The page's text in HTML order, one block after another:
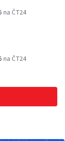
na ČT24
na ČT24